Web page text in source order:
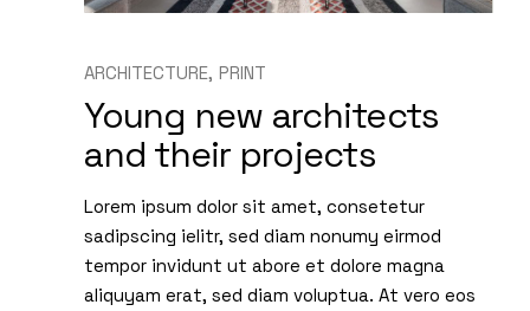
ARCHITECTURE PRINT
Young new architects
and their projects
Lorem ipsum dolor sit amet, consetetur
sadipscing ielitr, sed diam nonumy eirmod
tempor invidunt ut abore et dolore magna
aliquyam erat, sed diam voluptua. At vero eos